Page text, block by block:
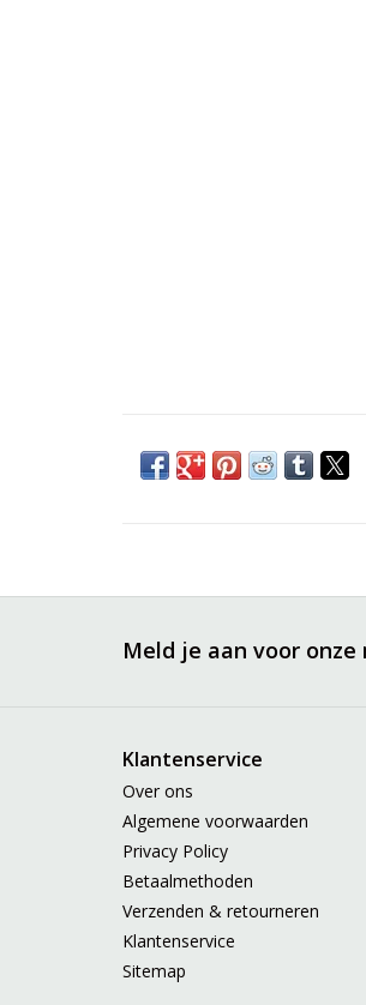
Meld je aan voor onze
Klantenservice
Over ons
Algemene voorwaarden
Privacy Policy
Betaalmethoden
Verzenden & retourneren
Klantenservice
Sitemap